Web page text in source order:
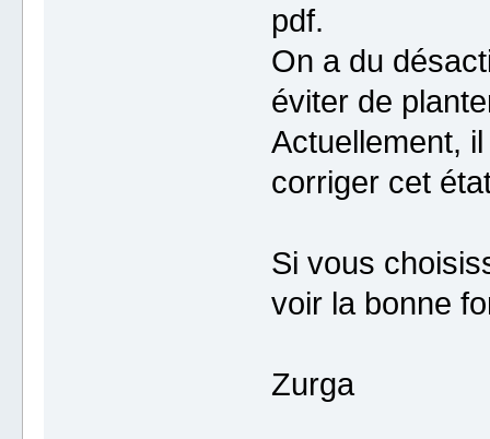
pdf.
On a du
éviter de
Actuellement,
corriger cet
Si vous
voir la bonne
Zurga